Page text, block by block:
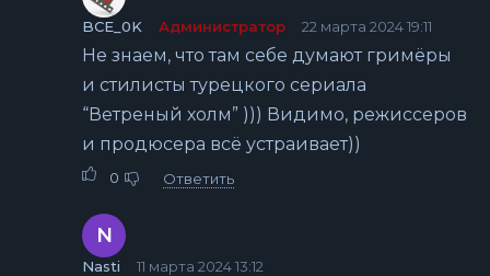
BCE_0K Администратор 22 марта 2024 19:11
Не знаем, что там себе думают гримёры
и стилисты турецкого сериала
“Ветреный холм” ))) Видимо, режиссеров
и продюсера всё устраивает))
0 Ответить
N
Nasti 11 марта 2024 13:12